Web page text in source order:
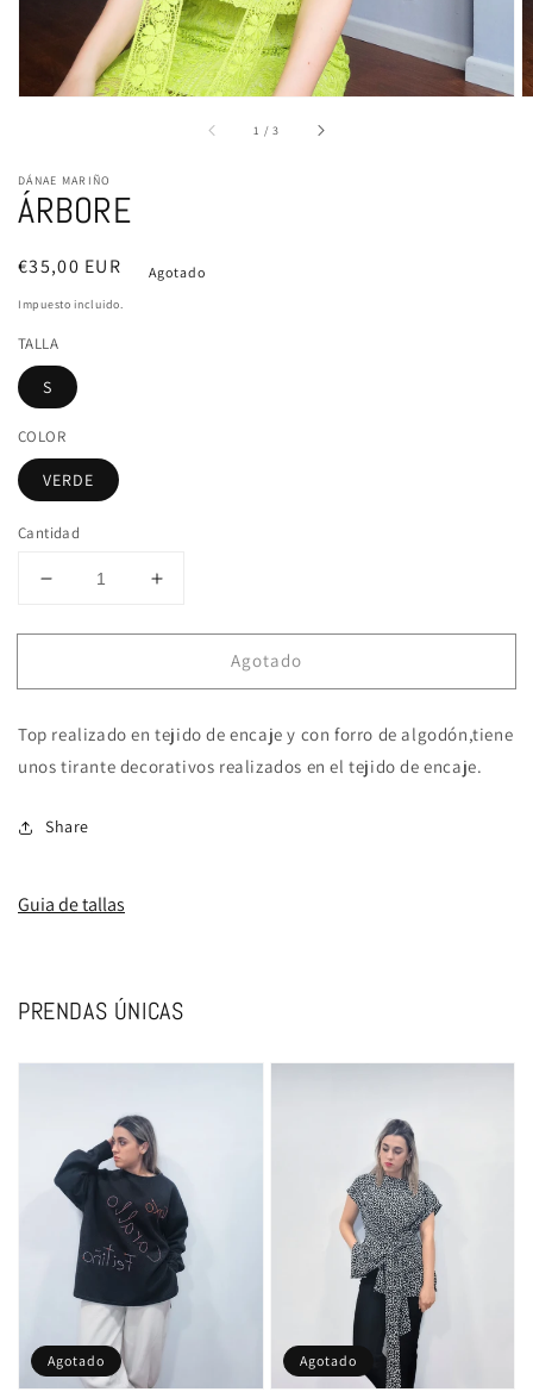
1 /de
3
DÁNAE MARIÑO
ÁRBORE
Precio
habitual
€35,00 EUR Agotado
Impuesto incluido.
TALLA
S
COLOR
VERDE
Cantidad
Reducir
para
Aumentar
para
ÁRBOREAgotado
Top realizado en tejido de encaje y con forro de algodón,tiene
unos tirante decorativos realizados en el tejido de encaje.
Share
Guia de tallas
PRENDAS ÚNICAS
Agotado Agotado